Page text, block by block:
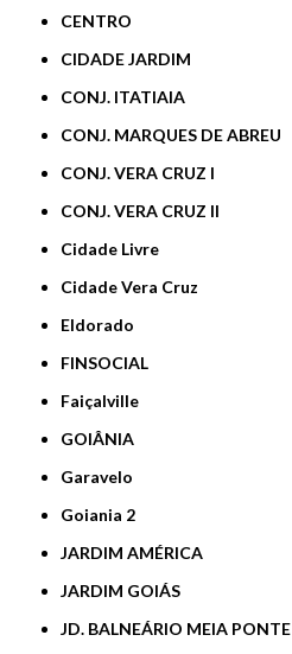
CENTRO
CIDADE JARDIM
CONJ. ITATIAIA
CONJ. MARQUES DE ABREU
CONJ. VERA CRUZ I
CONJ. VERA CRUZ II
Cidade Livre
Cidade Vera Cruz
Eldorado
FINSOCIAL
Faiçalville
GOIÂNIA
Garavelo
Goiania 2
JARDIM AMÉRICA
JARDIM GOIÁS
JD. BALNEÁRIO MEIA PONTE